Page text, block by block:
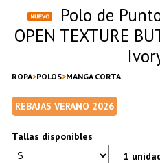
Polo de
OPEN TEXTURE
ROPA POLOS MANGA CORTA
REBAJAS VERANO 2026
Tallas disponibles
1